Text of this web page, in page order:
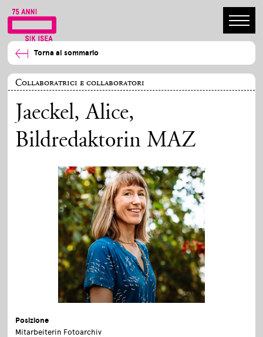
Torna al sommario
Collaboratrici e collaboratori
Jaeckel, Alice,
Bildredaktorin MAZ
Posizione
Mitarbeiterin Fotoarchiv